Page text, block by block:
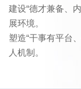
制造技术
建设“德才兼备、
展环境。
塑造“干事有平台
人机制。